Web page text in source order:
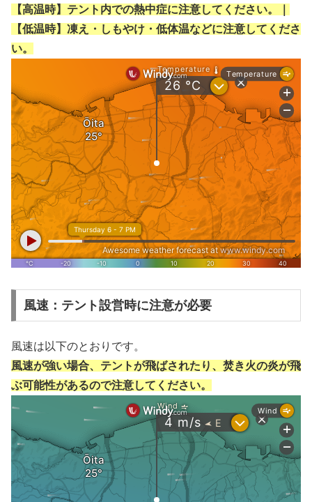
【高温時】テント内での熱中症に注意してください。｜
【低温時】凍え・しもやけ・低体温などに注意してくださ
い。
風速：テント設営時に注意が必要
風速は以下のとおりです。
風速が強い場合、テントが飛ばされたり、焚き火の炎が飛
ぶ可能性があるので注意してください。